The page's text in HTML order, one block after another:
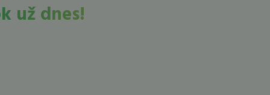
už dnes!